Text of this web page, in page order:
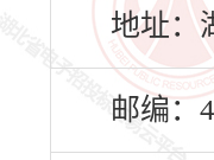
地址：
邮编：